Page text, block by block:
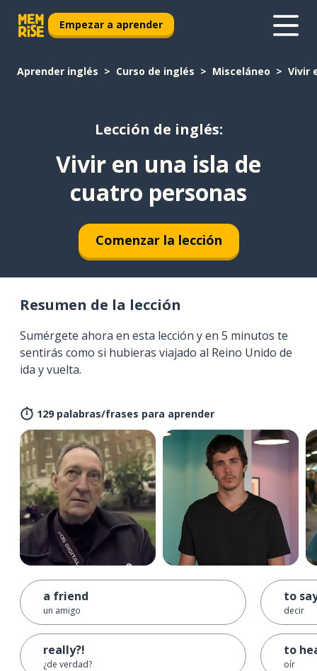
Empezar a aprender
Aprender inglés Curso de inglés Misceláneo Vivir
Lección de inglés:
Vivir en una isla de
cuatro personas
Comenzar la lección
Resumen de la lección
Sumérgete ahora en esta lección y en 5 minutos te
sentirás como si hubieras viajado al Reino Unido de
ida y vuelta.
129 palabras/frases para aprender
a friend
un amigo
really?!
¿de verdad?
to
decir
to
oír